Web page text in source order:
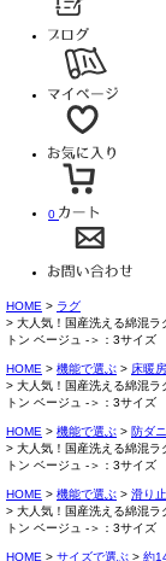
0
HOME
ラグ
大人気！国産洗える綿混
トン ベージュ -＞：3サイズ
HOME 機能で選ぶ
床暖
大人気！国産洗える綿混
トン ベージュ -＞：3サイズ
HOME 機能で選ぶ
防ダニ
大人気！国産洗える綿混
トン ベージュ -＞：3サイズ
HOME 機能で選ぶ
滑り
大人気！国産洗える綿混
トン ベージュ -＞：3サイズ
HOME サイズで選ぶ 約